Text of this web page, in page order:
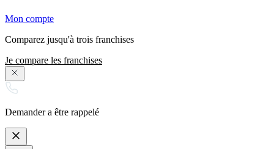
Mon compte
Comparez jusqu'à trois franchises
Je compare les franchises
Demander a être rappelé